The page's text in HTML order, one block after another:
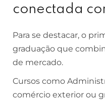
conectada
Para se destacar, o
graduação que
de mercado.
Cursos como
comércio exterior ou